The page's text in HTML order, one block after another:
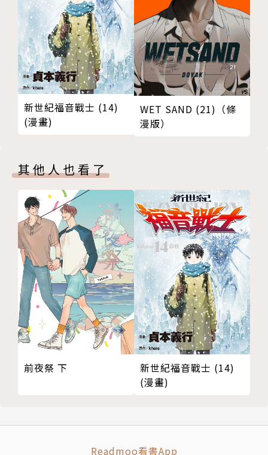
新世紀福音戰士 (14)
(漫畫)
WET SAND (21)（條
漫版）
其他人也看了
前夜祭 下
新世紀福音戰士 (14)
(漫畫)
Readmoo看書App